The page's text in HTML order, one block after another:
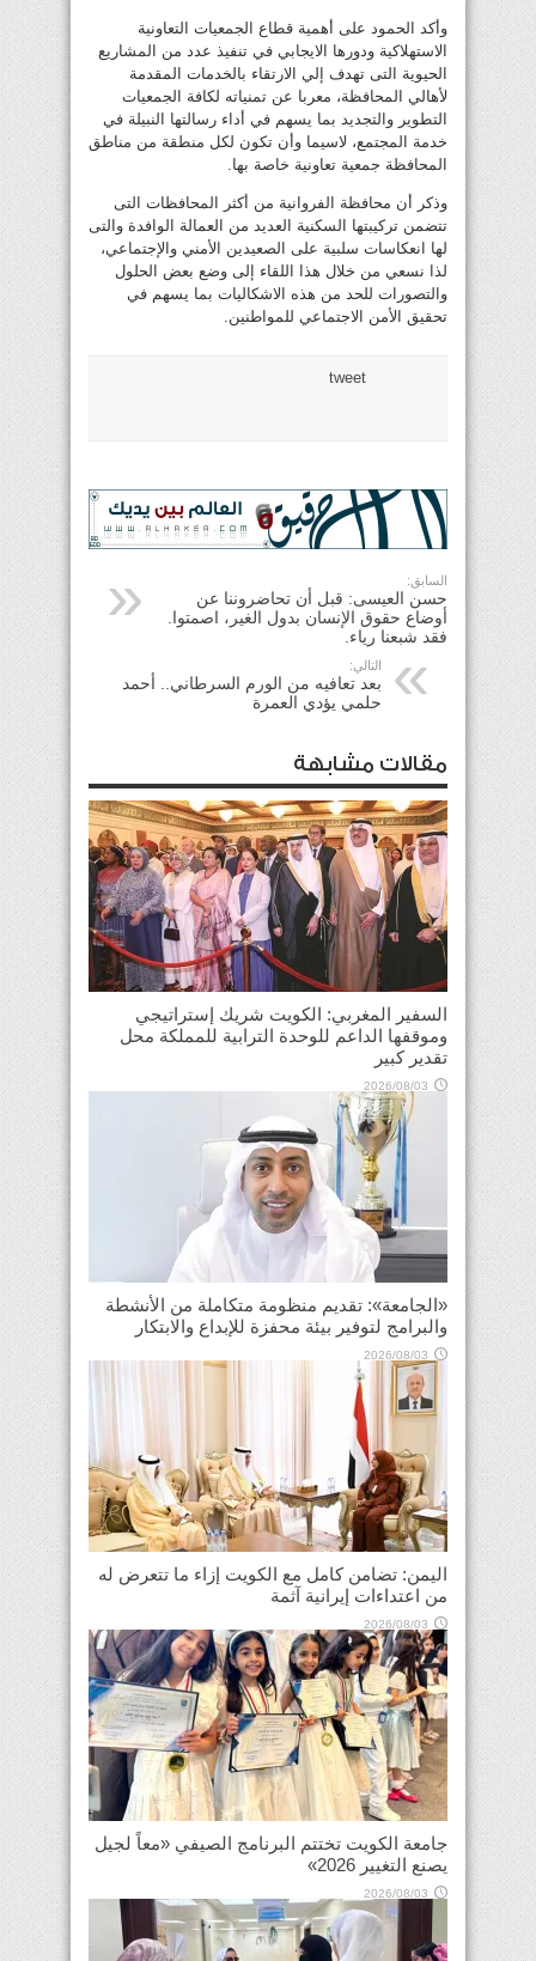
وأكد الحمود على أهمية قطاع الجمعيات التعاونية
الاستهلاكية ودورها الايجابي في تنفيذ عدد من المشاريع
الحيوية التى تهدف إلي الارتقاء بالخدمات المقدمة
لأهالي المحافظة، معربا عن تمنياته لكافة الجمعيات
التطوير والتجديد بما يسهم في أداء رسالتها النبيلة في
خدمة المجتمع، لاسيما وأن تكون لكل منطقة من مناطق
المحافظة جمعية تعاونية خاصة بها.
وذكر أن محافظة الفروانية من أكثر المحافظات التى
تتضمن تركيبتها السكنية العديد من العمالة الوافدة والتى
لها انعكاسات سلبية على الصعيدين الأمني والإجتماعي،
لذا نسعي من خلال هذا اللقاء إلى وضع بعض الحلول
والتصورات للحد من هذه الاشكاليات بما يسهم في
تحقيق الأمن الاجتماعي للمواطنين.
tweet
السابق:
حسن العيسى: قبل أن تحاضروننا عن
أوضاع حقوق الإنسان بدول الغير، اصمتوا.
فقد شبعنا رياء.
التالي:
بعد تعافيه من الورم السرطاني.. أحمد
حلمي يؤدي العمرة
مقالات مشابهة
السفير المغربي: الكويت شريك إستراتيجي
وموقفها الداعم للوحدة الترابية للمملكة محل
تقدير كبير
2026/08/03
«الجامعة»: تقديم منظومة متكاملة من الأنشطة
والبرامج لتوفير بيئة محفزة للإبداع والابتكار
2026/08/03
اليمن: تضامن كامل مع الكويت إزاء ما تتعرض له
من اعتداءات إيرانية آثمة
2026/08/03
جامعة الكويت تختتم البرنامج الصيفي «معاً لجيل
يصنع التغيير 2026»
2026/08/03